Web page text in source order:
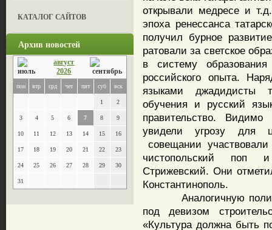
КАТАЛОГ САЙТОВ
Архив новостей
август
2026
пон втр срд чет пят суб вск
1 2
3 4 5 6 7 8 9
10 11 12 13 14 15 16
17 18 19 20 21 22 23
24 25 26 27 28 29 30
31
открывали медресе и
эпоха ренессанса
получил бурное
ратовали за светское
в систему
российского опыта.
языками джадидисты
обучения и русский
правительство.
увидели угрозу для
совещании
чистопольский поп
Стрижевский. Они
Константинополь.
Аналогичную
под девизом
«Культура должна быть